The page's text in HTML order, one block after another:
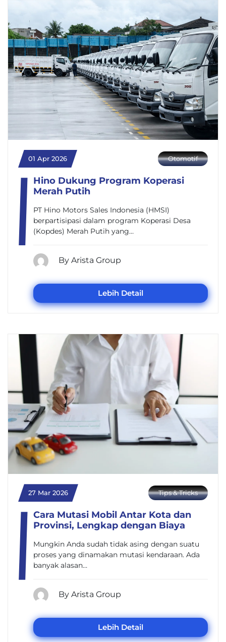
01 Apr 2026 Otomotif
Hino Dukung Program Koperasi
Merah Putih
PT Hino Motors Sales Indonesia (HMSI)
berpartisipasi dalam program Koperasi Desa
(Kopdes) Merah Putih yang…
By Arista Group
Lebih Detail
27 Mar 2026 Tips & Tricks
Cara Mutasi Mobil Antar Kota dan
Provinsi, Lengkap dengan Biaya
Mungkin Anda sudah tidak asing dengan suatu
proses yang dinamakan mutasi kendaraan. Ada
banyak alasan…
By Arista Group
Lebih Detail